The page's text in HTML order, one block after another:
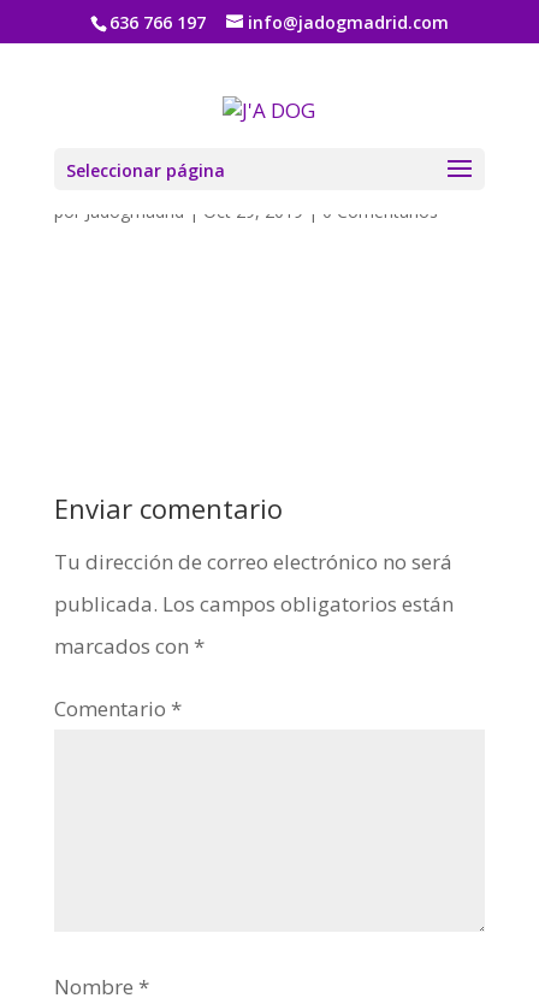
636 766 197 info@jadogmadrid.com
Seleccionar página
peluqueros-caninos-
toledo
por Jadogmadrid | Oct 29, 2019 | 0 Comentarios
Enviar comentario
Tu dirección de correo electrónico no será
publicada. Los campos obligatorios están
marcados con *
Comentario *
Nombre *